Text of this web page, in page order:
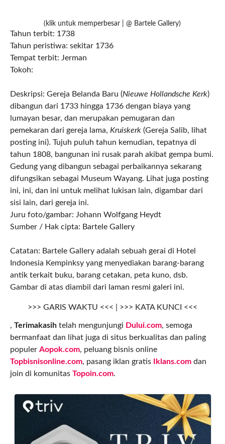
(klik untuk memperbesar | @ Bartele Gallery)
Tahun terbit: 1738
Tahun peristiwa: sekitar 1736
Tempat terbit: Jerman
Tokoh:
Deskripsi: Gereja Belanda Baru (Nieuwe Hollandsche Kerk)
dibangun dari 1733 hingga 1736 dengan biaya yang
lumayan besar, dan merupakan pemugaran dan
pemekaran dari gereja lama, Kruiskerk (Gereja Salib, lihat
posting ini). Tujuh puluh tahun kemudian, tepatnya di
tahun 1808, bangunan ini rusak parah akibat gempa bumi.
Gedung yang dibangun sebagai perbaikannya sekarang
difungsikan sebagai Museum Wayang. Lihat juga posting
ini, ini, dan ini untuk melihat lukisan lain, digambar dari
sisi lain, dari gereja ini.
Juru foto/gambar: Johann Wolfgang Heydt
Sumber / Hak cipta: Bartele Gallery
Catatan: Bartele Gallery adalah sebuah gerai di Hotel
Indonesia Kempinksy yang menyediakan barang-barang
antik terkait buku, barang cetakan, peta kuno, dsb.
Gambar di atas diambil dari laman resmi galeri ini.
>>> GARIS WAKTU <<< | >>> KATA KUNCI <<<
, Terimakasihtelah mengunjungi Dului.com, semoga
bermanfaat dan lihat juga di situs berkualitas dan paling
populer Aopok.com, peluang bisnis online
Topbisnisonline.com, pasang iklan gratis Iklans.comdan
join di komunitas Topoin.com.